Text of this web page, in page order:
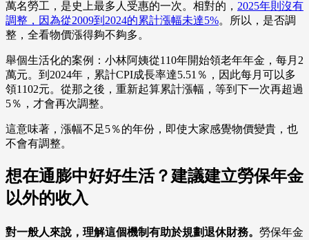
萬名勞工，是史上最多人受惠的一次。相對的， 2025年則沒有
調整，因為從2009到2024的累計漲幅未達5%。所以，是否調
整，全看物價漲得夠不夠多。
舉個生活化的案例：小林阿姨從110年開始領老年年金，每月2
萬元。到2024年，累計CPI成長率達5.51％，因此每月可以多
領1102元。從那之後，重新起算累計漲幅，等到下一次再超過
5％，才會再次調整。
這意味著，漲幅不足5％的年份，即使大家感覺物價變貴，也
不會有調整。
想在通膨中好好生活？建議建立勞保年金
以外的收入
對一般人來說，理解這個機制有助於規劃退休財務。 勞保年金